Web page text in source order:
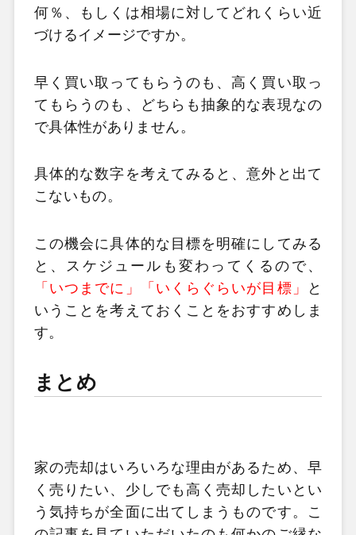
何％、もしくは相場に対してどれくらい近
づけるイメージですか。
早く買い取ってもらうのも、高く買い取っ
てもらうのも、どちらも抽象的な表現なの
で具体性がありません。
具体的な数字を考えてみると、意外と出て
こないもの。
この機会に具体的な目標を明確にしてみる
と、スケジュールも変わってくるので、
「いつまでに」「いくらぐらいが目標」
と
いうことを考えておくことをおすすめしま
す。
まとめ
家の売却はいろいろな理由があるため、早
く売りたい、少しでも高く売却したいとい
う気持ちが全面に出てしまうものです。こ